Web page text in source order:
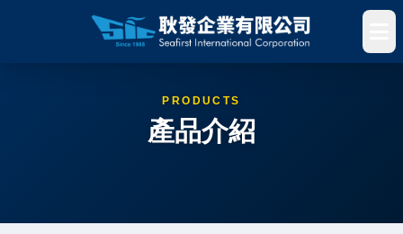
PRODUCTS
產品介紹